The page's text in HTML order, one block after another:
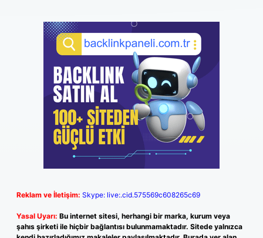
Reklam ve İletişim: Skype: live:.cid.575569c608265c69
Yasal Uyarı: Bu internet sitesi, herhangi bir marka, kurum veya
şahıs şirketi ile hiçbir bağlantısı bulunmamaktadır. Sitede yalnızca